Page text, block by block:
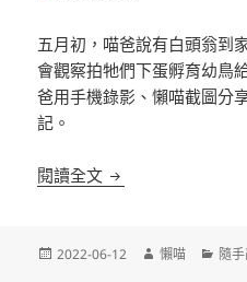
五月初，喵爸說有白頭翁到
會觀察拍牠們下蛋孵育幼鳥
爸用手機錄影、懶喵截圖分
記。
閱讀全文 白頭翁築巢不專業
發
2022-06-12
作
懶喵
分
隨